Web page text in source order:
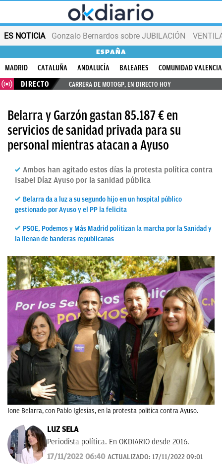
ES NOTICIA Gonzalo Bernardos sobre JUBILACIÓN
ESPAÑA
MADRID CATALUÑA ANDALUCÍA BALEARES
COMUNIDAD
DIRECTO
CARRERA DE MOTOGP, EN DIRECTO HOY
Belarra y Garzón gastan 85.187 € en
servicios de sanidad privada para su
personal mientras atacan a Ayuso
Ambos han agitado estos días la protesta política contra
Isabel Díaz Ayuso por la sanidad pública
Belarra da a luz a su segundo hijo en un hospital público
gestionado por Ayuso y el PP la felicita
PSOE, Podemos y Más Madrid politizan la marcha por la Sanidad y
la llenan de banderas republicanas
Ione Belarra, con Pablo Iglesias, en la protesta política contra Ayuso.
LUZ SELA
Periodista política. En OKDIARIO desde 2016.
17/11/2022 06:40 ACTUALIZADO: 17/11/2022 09:01